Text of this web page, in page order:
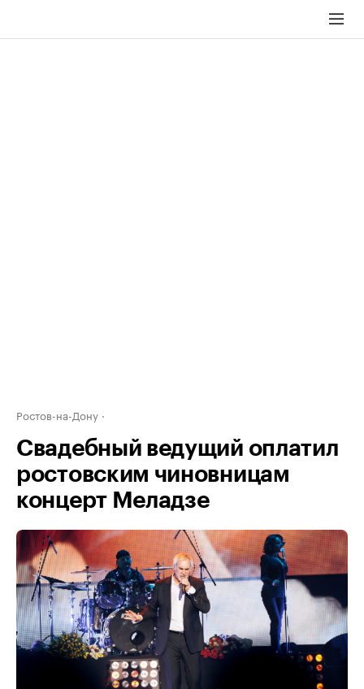
Ростов-на-Дону
Свадебный ведущий оплатил
ростовским чиновницам
концерт Меладзе